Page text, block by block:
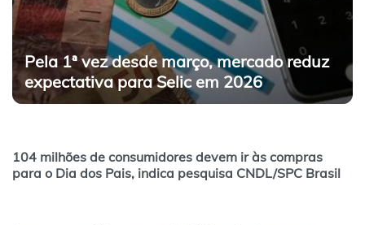
Pela 1ª vez desde março, mercado reduz
expectativa para Selic em 2026
104 milhões de consumidores devem ir às compras
para o Dia dos Pais, indica pesquisa CNDL/SPC Brasil